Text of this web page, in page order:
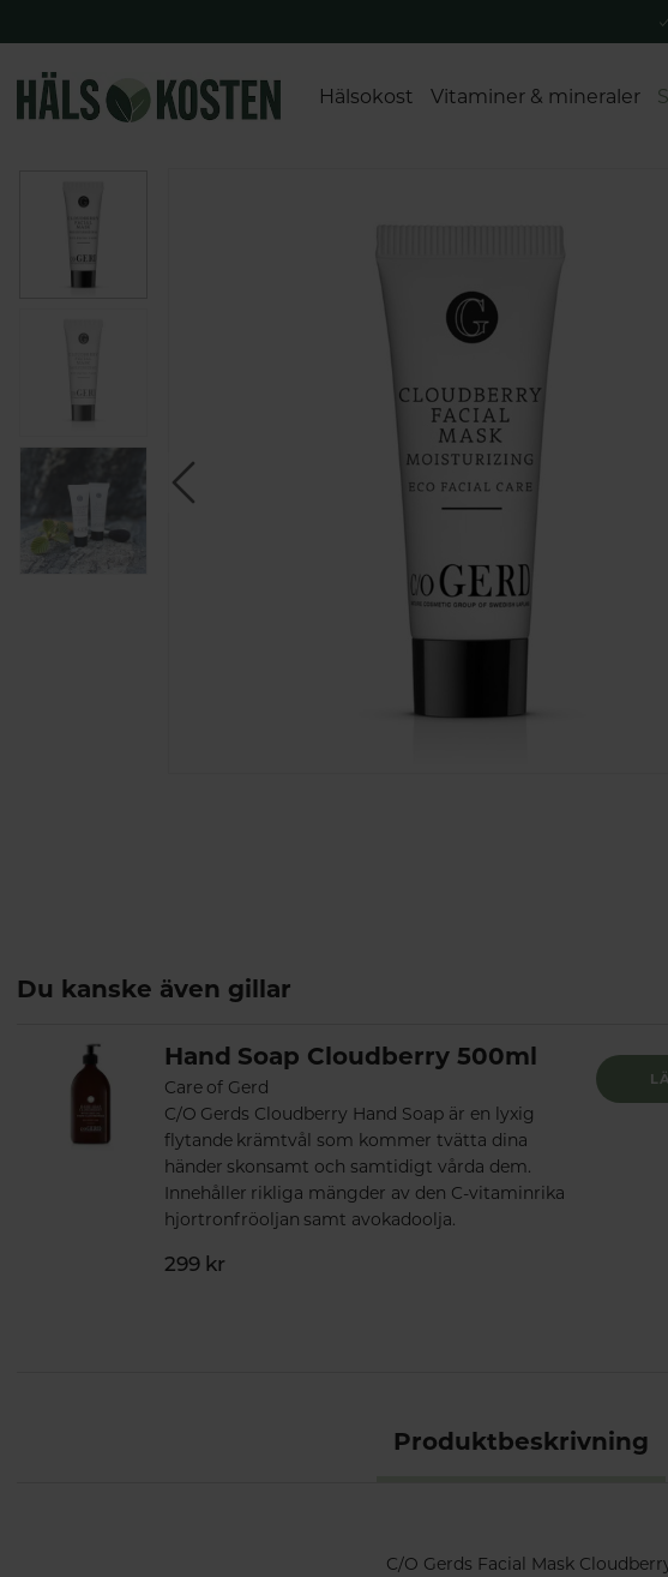
Hälsokost Vitaminer & mineraler
Du kanske även gillar
Hand Soap Cloudberry 500ml
Care of Gerd
C/O Gerds Cloudberry Hand Soap är en lyxig
flytande krämtvål som kommer tvätta dina
händer skonsamt och samtidigt vårda dem.
Innehåller rikliga mängder av den C-vitaminrika
hjortronfröoljan samt avokadoolja.
299 kr
Produktbeskrivning
C/O Gerds Facial Mask